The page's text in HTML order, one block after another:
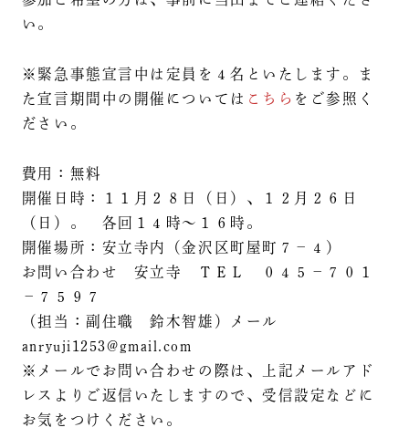
い。
※緊急事態宣言中は定員を４名といたします。ま
た宣言期間中の開催については こちら をご参照く
ださい。
費用：無料
開催日時：１１月２８日（日）、１２月２６日
（日）。 各回１４時～１６時。
開催場所：安立寺内（金沢区町屋町７－４）
お問い合わせ 安立寺 ＴＥＬ ０４５－７０１
－７５９７
（担当：副住職 鈴木智雄）メール
anryuji1253@gmail.com
※メールでお問い合わせの際は、上記メールアド
レスよりご返信いたしますので、受信設定などに
お気をつけください。